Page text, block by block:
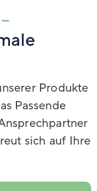
Produkte
Passende
sich auf Ihre